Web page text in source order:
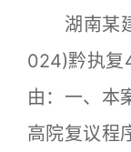
湖南某建
024)黔执复
由：一、本
高院复议程